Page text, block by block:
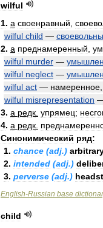
wilful
1. a своенравный
wilful child —
2. a преднамеренный
wilful murder —
wilful neglect —
wilful act — намеренное
wilful misrepresentation
3. a редк упрямец;
4. a редк
Синонимический ряд:
1. chance (adj.)
2. intended (adj.)
3. perverse (adj.)
English-Russian base
child